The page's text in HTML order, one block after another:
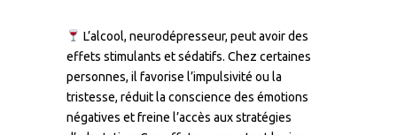
L’alcool, neurodépresseur, peut avoir des
effets stimulants et sédatifs. Chez certaines
personnes, il favorise l’impulsivité ou la
tristesse, réduit la conscience des émotions
négatives et freine l’accès aux stratégies